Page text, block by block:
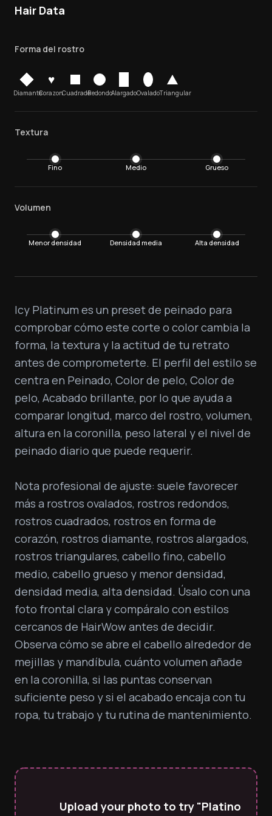
Hair Data
Forma del rostro
Diamante
♥
CorazonCuadradoRedondoAlargadoOvaladoTriangular
Textura
Fino Medio Grueso
Volumen
Menor densidad Densidad media Alta densidad
Icy Platinum es un preset de peinado para
comprobar cómo este corte o color cambia la
forma, la textura y la actitud de tu retrato
antes de comprometerte. El perfil del estilo se
centra en Peinado, Color de pelo, Color de
pelo, Acabado brillante, por lo que ayuda a
comparar longitud, marco del rostro, volumen,
altura en la coronilla, peso lateral y el nivel de
peinado diario que puede requerir.
Nota profesional de ajuste: suele favorecer
más a rostros ovalados, rostros redondos,
rostros cuadrados, rostros en forma de
corazón, rostros diamante, rostros alargados,
rostros triangulares, cabello fino, cabello
medio, cabello grueso y menor densidad,
densidad media, alta densidad. Úsalo con una
foto frontal clara y compáralo con estilos
cercanos de HairWow antes de decidir.
Observa cómo se abre el cabello alrededor de
mejillas y mandíbula, cuánto volumen añade
en la coronilla, si las puntas conservan
suficiente peso y si el acabado encaja con tu
ropa, tu trabajo y tu rutina de mantenimiento.
Upload your photo to try "Platino